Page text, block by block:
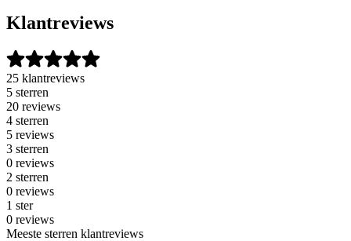
Klantreviews
25 klantreviews
5 sterren
20 reviews
4 sterren
5 reviews
3 sterren
0 reviews
2 sterren
0 reviews
1 ster
0 reviews
Meeste sterren klantreviews